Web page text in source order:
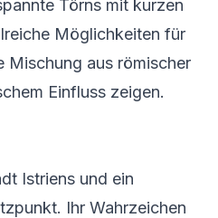
Törns mit kurzen
Möglichkeiten für
Mischung aus römischer
Einfluss zeigen.
Istriens und ein
Ihr Wahrzeichen